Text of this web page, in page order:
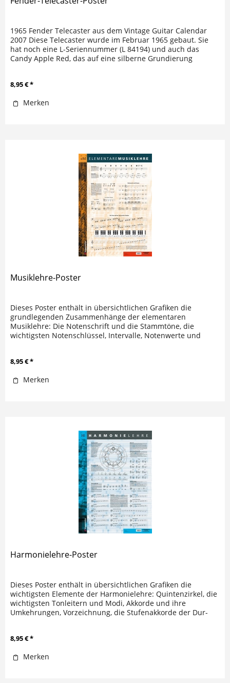
1965 Fender Telecaster aus dem Vintage Guitar Calendar
2007 Diese Telecaster wurde im Februar 1965 gebaut. Sie
hat noch eine L-Seriennummer (L 84194) und auch das
Candy Apple Red, das auf eine silberne Grundierung
8,95 € *
Merken
Musiklehre-Poster
Dieses Poster enthält in übersichtlichen Grafiken die
grundlegenden Zusammenhänge der elementaren
Musiklehre: Die Notenschrift und die Stammtöne, die
wichtigsten Notenschlüssel, Intervalle, Notenwerte und
8,95 € *
Merken
Harmonielehre-Poster
Dieses Poster enthält in übersichtlichen Grafiken die
wichtigsten Elemente der Harmonielehre: Quintenzirkel, die
wichtigsten Tonleitern und Modi, Akkorde und ihre
Umkehrungen, Vorzeichnung, die Stufenakkorde der Dur-
8,95 € *
Merken